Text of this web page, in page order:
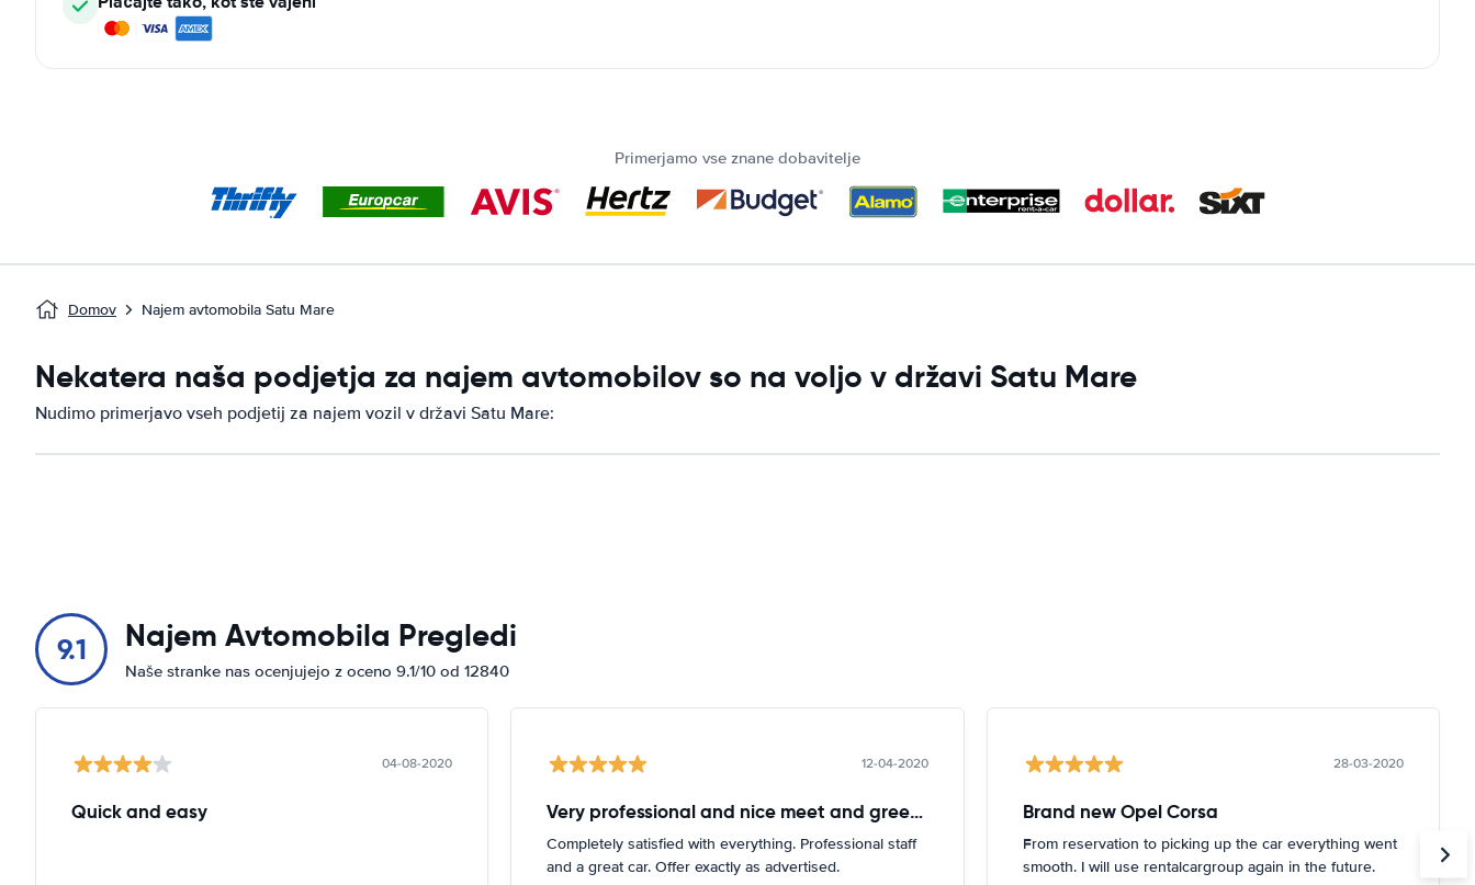
Primerjamo vse znane dobavitelje
Domov Najem avtomobila Satu Mare
Nekatera naša podjetja za najem avtomobilov so na voljo v državi Satu Mare
Nudimo primerjavo vseh podjetij za najem vozil v državi Satu Mare:
9.1 Najem Avtomobila Pregledi
Naše stranke nas ocenjujejo z oceno 9.1/10 od 12840
04-08-2020
Quick and easy
12-04-2020
Very professional and nice meet and greeter. Intelligent and caring.
Completely satisfied with everything. Professional staff
and a great car. Offer exactly as advertised.
28-03-2020
Brand new Opel Corsa
From reservation to picking up the car everything went
smooth. I will use rentalcargroup again in the future.